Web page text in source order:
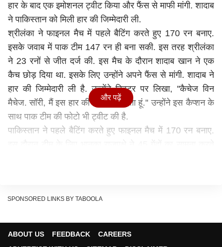
हार के बाद एक इमोशनल ट्वीट किया और फैंस से माफी मांगी. शादाब
ने पाकिस्तान को मिली हार की जिम्मेदारी ली.
श्रीलंका ने फाइनल मैच में पहले बैटिंग करते हुए 170 रन बनाए.
इसके जवाब में पाक टीम 147 रन ही बना सकी. इस तरह श्रीलंका
ने 23 रनों से जीत दर्ज की. इस मैच के दौरान शादाब खान ने एक
कैच छोड़ दिया था. इसके लिए उन्होंने अपने फैंस से मांगी. शादाब ने
हार की जिम्मेदारी ली है. उन्होंने ट्विटर पर लिखा, ''कैचेज विन
मैचेज. सॉरी, मैं इस हार की जिम्मेदारी लेता हूं.'' उन्होंने इस कैप्शन के
साथ पाक टीम की फोटो भी ट्वीट की है.
पाकिस्तान ने पहले बैटिंग करते हुए फाइनल मैच में 170 रन बनाए.
Catches win matches. Sorry, I take responsibility for
और पढ़ें
SPONSORED LINKS BY TABOOLA
ABOUT US FEEDBACK
CAREERS